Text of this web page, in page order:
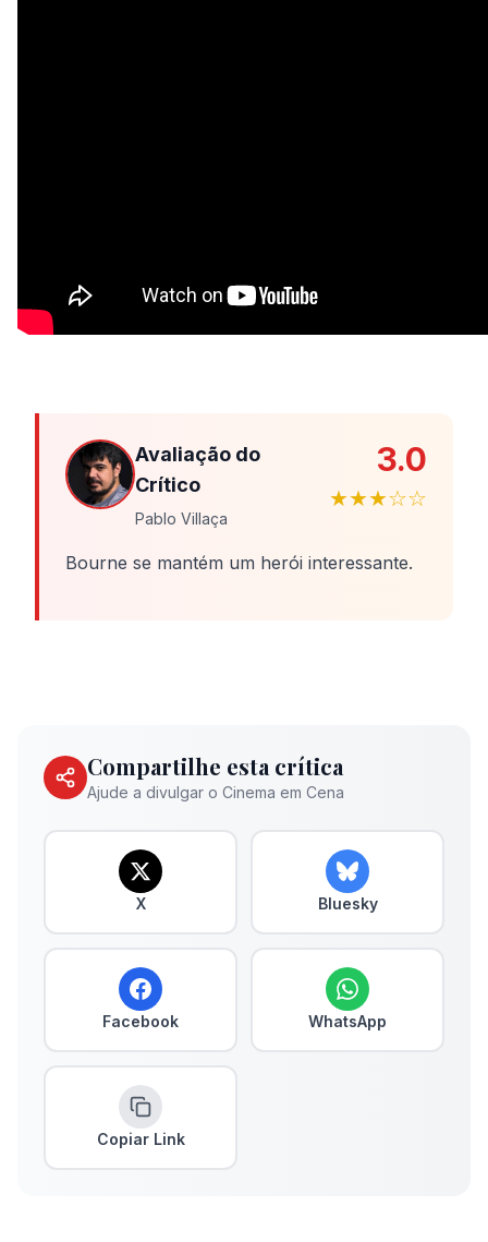
Avaliação do
Crítico
Pablo Villaça
3.0
★★★☆☆
Bourne se mantém um herói interessante.
Compartilhe esta crítica
Ajude a divulgar o Cinema em Cena
X Bluesky
Facebook WhatsApp
Copiar Link